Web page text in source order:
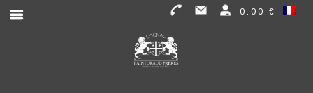
0.00 €